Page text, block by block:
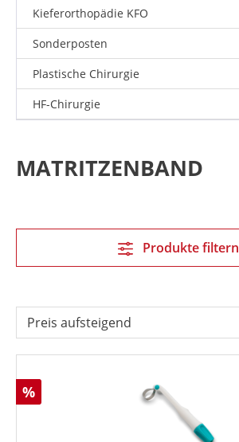
Kieferorthopädie KFO
Sonderposten
Plastische Chirurgie
HF-Chirurgie
MATRITZENBAND
Produkte filtern
Rabatt
%